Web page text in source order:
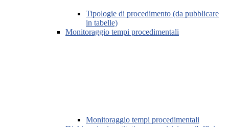
Tipologie di procedimento (da pubblicare
in tabelle)
Monitoraggio tempi procedimentali
Monitoraggio tempi procedimentali